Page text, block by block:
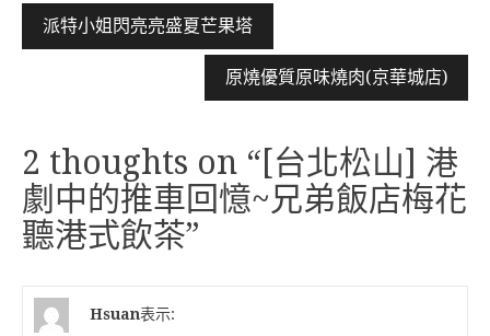
文
章
派特小姐閃亮亮盛夏芒果塔
原燒優質原味燒肉(京華城店)
2 thoughts on “ [台北松山] 港
劇中的推車回憶~兄弟飯店梅花
聽港式飲茶”
Hsuan表示: